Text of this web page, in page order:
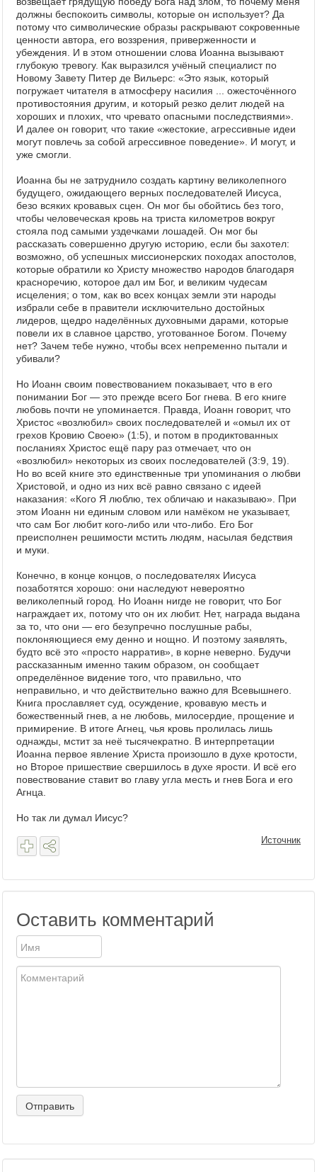
должны беспокоить символы, которые он использует? Да
потому что символические образы раскрывают сокровенные
ценности автора, его воззрения, приверженности и
убеждения. И в этом отношении слова Иоанна вызывают
глубокую тревогу. Как выразился учёный специалист по
Новому Завету Питер де Вильерс: «Это язык, который
погружает читателя в атмосферу насилия ... ожесточённого
противостояния другим, и который резко делит людей на
хороших и плохих, что чревато опасными последствиями».
И далее он говорит, что такие «жестокие, агрессивные идеи
могут повлечь за собой агрессивное поведение». И могут, и
уже смогли.
Иоанна бы не затруднило создать картину великолепного
будущего, ожидающего верных последователей Иисуса,
безо всяких кровавых сцен. Он мог бы обойтись без того,
чтобы человеческая кровь на триста километров вокруг
стояла под самыми уздечками лошадей. Он мог бы
рассказать совершенно другую историю, если бы захотел:
возможно, об успешных миссионерских походах апостолов,
которые обратили ко Христу множество народов благодаря
красноречию, которое дал им Бог, и великим чудесам
исцеления; о том, как во всех концах земли эти народы
избрали себе в правители исключительно достойных
лидеров, щедро наделённых духовными дарами, которые
повели их в славное царство, уготованное Богом. Почему
нет? Зачем тебе нужно, чтобы всех непременно пытали и
убивали?
Но Иоанн своим повествованием показывает, что в его
понимании Бог — это прежде всего Бог гнева. В его книге
любовь почти не упоминается. Правда, Иоанн говорит, что
Христос «возлюбил» своих последователей и «омыл их от
грехов Кровию Своею» (1:5), и потом в продиктованных
посланиях Христос ещё пару раз отмечает, что он
«возлюбил» некоторых из своих последователей (3:9, 19).
Но во всей книге это единственные три упоминания о любви
Христовой, и одно из них всё равно связано с идеей
наказания: «Кого Я люблю, тех обличаю и наказываю». При
этом Иоанн ни единым словом или намёком не указывает,
что сам Бог любит кого-либо или что-либо. Его Бог
преисполнен решимости мстить людям, насылая бедствия
и муки.
Конечно, в конце концов, о последователях Иисуса
позаботятся хорошо: они наследуют невероятно
великолепный город. Но Иоанн нигде не говорит, что Бог
награждает их, потому что он их любит. Нет, награда выдана
за то, что они — его безупречно послушные рабы,
поклоняющиеся ему денно и нощно. И поэтому заявлять,
будто всё это «просто нарратив», в корне неверно. Будучи
рассказанным именно таким образом, он сообщает
определённое видение того, что правильно, что
неправильно, и что действительно важно для Всевышнего.
Книга прославляет суд, осуждение, кровавую месть и
божественный гнев, а не любовь, милосердие, прощение и
примирение. В итоге Агнец, чья кровь пролилась лишь
однажды, мстит за неё тысячекратно. В интерпретации
Иоанна первое явление Христа произошло в духе кротости,
но Второе пришествие свершилось в духе ярости. И всё его
повествование ставит во главу угла месть и гнев Бога и его
Агнца.
Но так ли думал Иисус?
Источник
Оставить комментарий